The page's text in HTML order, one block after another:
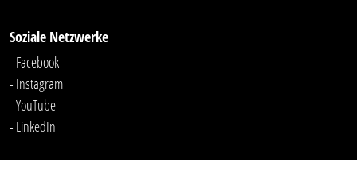
Soziale Netzwerke
- Facebook
- Instagram
- YouTube
- LinkedIn